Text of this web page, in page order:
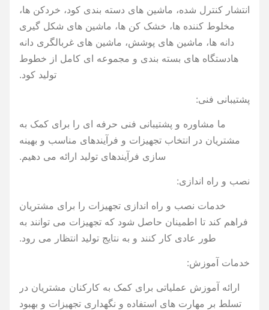
انتشار کنترل شده، ماشین های دسته بندی کود، خردکن ها،
مخلوط کننده ها، خشک کن ها، ماشین های شکل گیری
دانه ها، ماشین های پوشش، ماشین های غربالگری دانه
هادستگاه های بسته بندی و مجموعه ای کامل از خطوط
تولید کود.
پشتیبانی فنی:
ما مشاوره و پشتیبانی فنی حرفه ای را برای کمک به
مشتریان در انتخاب تجهیزات و فرآیندهای مناسب و بهینه
سازی فرآیندهای تولید ارائه می دهیم.
نصب و راه اندازی:
خدمات نصب و راه اندازی تجهیزات را برای مشتریان
فراهم کند تا اطمینان حاصل شود که تجهیزات می توانند به
طور عادی کار کنند و به نتایج تولید انتظار می رود.
خدمات آموزش:
ارائه آموزش عملیاتی برای کمک به کارکنان مشتریان در
تسلط بر مهارت های استفاده و نگهداری تجهیزات و بهبود